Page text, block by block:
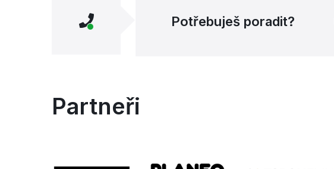
Potřebuješ poradit?
Partneři